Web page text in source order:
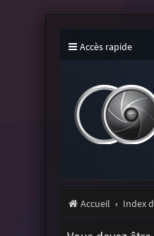
Accès rapide
Accueil Index